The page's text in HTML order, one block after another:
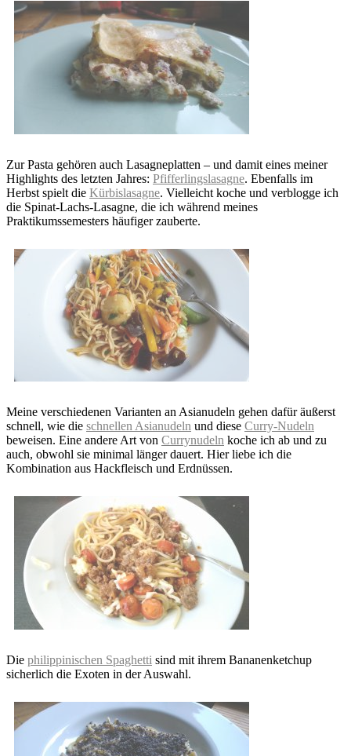
Zur Pasta gehören auch Lasagneplatten – und damit eines meiner
Highlights des letzten Jahres: Pfifferlingslasagne. Ebenfalls im
Herbst spielt die Kürbislasagne. Vielleicht koche und verblogge ich
die Spinat-Lachs-Lasagne, die ich während meines
Praktikumssemesters häufiger zauberte.
Meine verschiedenen Varianten an Asianudeln gehen dafür äußerst
schnell, wie die schnellen Asianudeln und diese Curry-Nudeln
beweisen. Eine andere Art von Currynudeln koche ich ab und zu
auch, obwohl sie minimal länger dauert. Hier liebe ich die
Kombination aus Hackfleisch und Erdnüssen.
Die philippinischen Spaghetti sind mit ihrem Bananenketchup
sicherlich die Exoten in der Auswahl.